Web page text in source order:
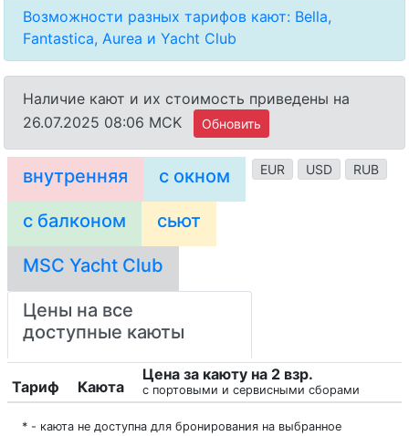
Возможности разных тарифов кают: Bella,
Fantastica, Aurea и Yacht Club
Наличие кают и их стоимость приведены на
26.07.2025 08:06 MCK
Обновить
EUR USD RUB
внутренняя с окном
с балконом сьют
MSC Yacht Club
Цены на все
доступные каюты
Тариф Каюта
Цена за каюту на 2 взр.
с портовыми и сервисными сборами
* - каюта не доступна для бронирования на выбранное